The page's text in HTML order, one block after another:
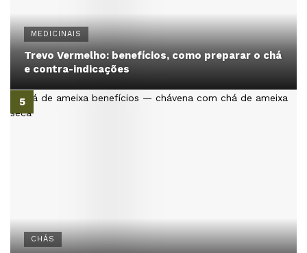
MEDICINAIS
Trevo Vermelho: benefícios, como preparar o chá
e contra-indicações
CHÁS